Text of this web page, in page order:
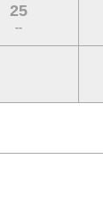
25
--